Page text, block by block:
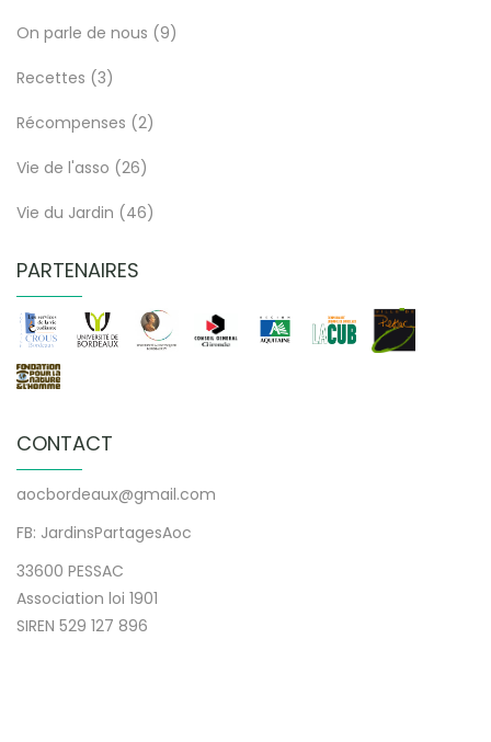
On parle de nous (9)
Recettes (3)
Récompenses (2)
Vie de l'asso (26)
Vie du Jardin (46)
PARTENAIRES
CONTACT
aocbordeaux@gmail.com
FB: JardinsPartagesAoc
33600 PESSAC
Association loi 1901
SIREN 529 127 896